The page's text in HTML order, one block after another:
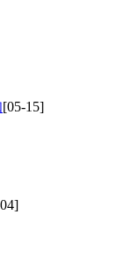
[05-15]